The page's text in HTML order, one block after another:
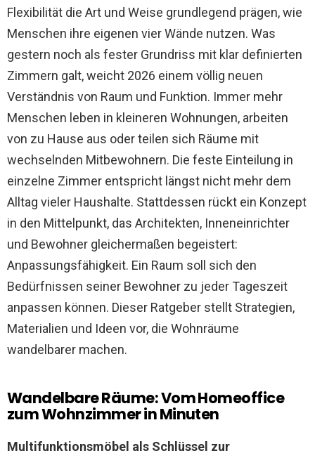
Flexibilität die Art und Weise grundlegend prägen, wie
Menschen ihre eigenen vier Wände nutzen. Was
gestern noch als fester Grundriss mit klar definierten
Zimmern galt, weicht 2026 einem völlig neuen
Verständnis von Raum und Funktion. Immer mehr
Menschen leben in kleineren Wohnungen, arbeiten
von zu Hause aus oder teilen sich Räume mit
wechselnden Mitbewohnern. Die feste Einteilung in
einzelne Zimmer entspricht längst nicht mehr dem
Alltag vieler Haushalte. Stattdessen rückt ein Konzept
in den Mittelpunkt, das Architekten, Inneneinrichter
und Bewohner gleichermaßen begeistert:
Anpassungsfähigkeit. Ein Raum soll sich den
Bedürfnissen seiner Bewohner zu jeder Tageszeit
anpassen können. Dieser Ratgeber stellt Strategien,
Materialien und Ideen vor, die Wohnräume
wandelbarer machen.
Wandelbare Räume: Vom Homeoffice
zum Wohnzimmer in Minuten
Multifunktionsmöbel als Schlüssel zur